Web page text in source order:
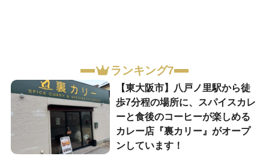
ランキング7
【東大阪市】八戸ノ里駅から徒
歩7分程の場所に、スパイスカレ
ーと食後のコーヒーが楽しめる
カレー店『裏カリー』がオープ
ンしています！